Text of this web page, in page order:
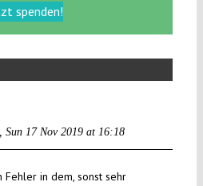
spenden!
Sun 17 Nov 2019 at 16:18
Fehler in dem, sonst sehr